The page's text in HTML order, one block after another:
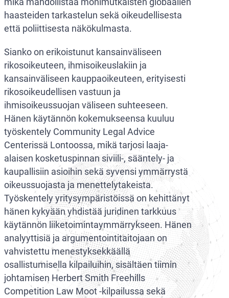
haasteiden tarkastelun sekä oikeudellisesta
että poliittisesta näkökulmasta.
Sianko on erikoistunut kansainväliseen
rikosoikeuteen, ihmisoikeuslakiin ja
kansainväliseen kauppaoikeuteen, erityisesti
rikosoikeudellisen vastuun ja
ihmisoikeussuojan väliseen suhteeseen.
Hänen käytännön kokemukseensa kuuluu
työskentely Community Legal Advice
Centerissä Lontoossa, mikä tarjosi laaja-
alaisen kosketuspinnan siviili-, sääntely- ja
kaupallisiin asioihin sekä syvensi ymmärrystä
oikeussuojasta ja menettelytakeista.
Työskentely yritysympäristöissä on kehittänyt
hänen kykyään yhdistää juridinen tarkkuus
käytännön liiketoimintaymmärrykseen. Hänen
analyyttisiä ja argumentointitaitojaan on
vahvistettu menestyksekkäällä
osallistumisella kilpailuihin, sisältäen tiimin
johtamisen Herbert Smith Freehills
Competition Law Moot -kilpailussa sekä